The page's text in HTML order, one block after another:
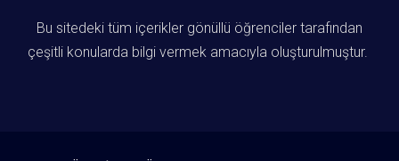
Bu sitedeki tüm içerikler gönüllü öğrenciler tarafından
çeşitli konularda bilgi vermek amacıyla oluşturulmuştur.